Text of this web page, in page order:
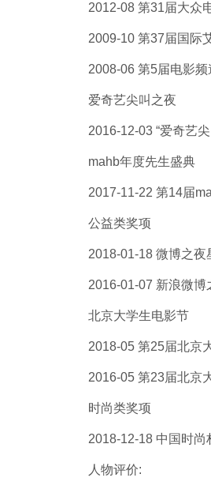
2012-08 第31届大众电
2009-10 第37届国际艾
2008-06 第5届电影频
爱奇艺尖叫之夜
2016-12-03 “爱奇艺尖
mahb年度先生盛典
2017-11-22 第14届
公益类奖项
2018-01-18 微博之夜
2016-01-07 新浪微博
北京大学生电影节
2018-05 第25届北京大
2016-05 第23届北京大
时尚类奖项
2018-12-18 中国时尚
人物评价: